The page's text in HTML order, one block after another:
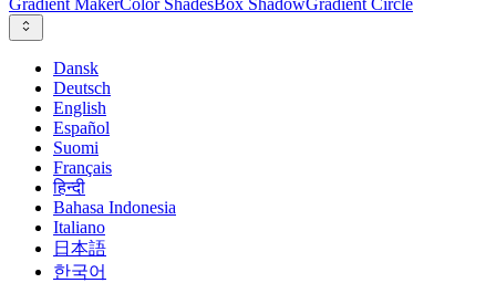
Gradient MakerColor ShadesBox ShadowGradient Circle
Dansk
Deutsch
English
Español
Suomi
Français
हिन्दी
Bahasa Indonesia
Italiano
日本語
한국어